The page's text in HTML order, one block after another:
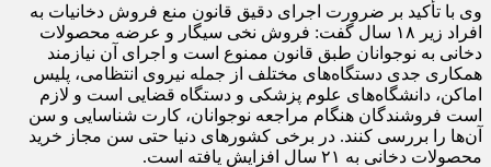
وی با تأکید بر ضرورت اجرای دقیق قانون منع فروش دخانیات به
افراد زیر ۱۸ سال گفت: فروش نخی سیگار و عرضه محصولات
دخانی به نوجوانان طبق قانون ممنوع است و اجرای آن نیازمند
همکاری جدی دستگاه‌های مختلف از جمله نیروی انتظامی، پلیس
اماکن، دانشگاه‌های علوم پزشکی و دستگاه قضایی است و لازم
است فروشندگان هنگام مراجعه نوجوانان، کارت شناسایی و سن
آن‌ها را بررسی کنند. در برخی کشورهای دنیا حتی سن مجاز خرید
محصولات دخانی به ۲۱ سال افزایش یافته است.